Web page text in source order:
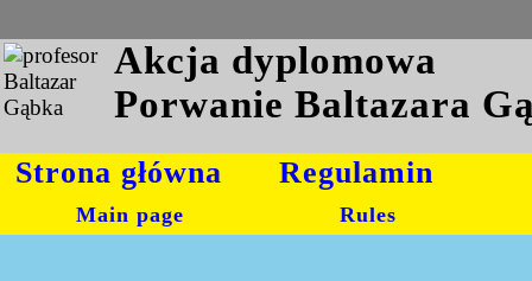
Akcja dyplomowa
Porwanie Baltazara
Strona główna
Main page
Regulamin
Rules